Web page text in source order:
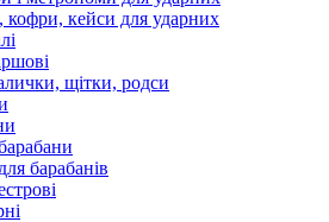
кофри, кейси для ударних
щітки, родси
барабанів